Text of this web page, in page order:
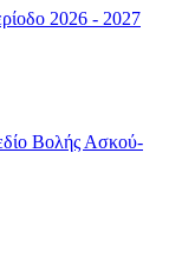
2026 - 2027
Βολής Ασκού-